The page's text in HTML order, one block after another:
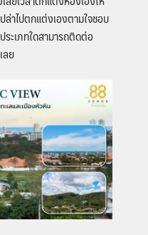
าไปตกแต่งเองตามใจชอบ
ระเภทใดสามารถติดต่อ
ลย